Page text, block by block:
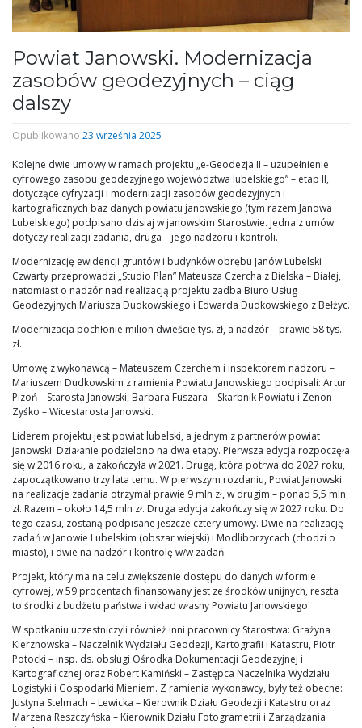
Powiat Janowski. Modernizacja
zasobów geodezyjnych – ciąg
dalszy
Opublikowano 23 września 2025
Kolejne dwie umowy w ramach projektu „e-Geodezja II – uzupełnienie
cyfrowego zasobu geodezyjnego województwa lubelskiego” – etap II,
dotyczące cyfryzacji i modernizacji zasobów geodezyjnych i
kartograficznych baz danych powiatu janowskiego (tym razem Janowa
Lubelskiego) podpisano dzisiaj w janowskim Starostwie. Jedna z umów
dotyczy realizacji zadania, druga – jego nadzoru i kontroli.
Modernizację ewidencji gruntów i budynków obrębu Janów Lubelski
Czwarty przeprowadzi „Studio Plan” Mateusza Czercha z Bielska – Białej,
natomiast o nadzór nad realizacją projektu zadba Biuro Usług
Geodezyjnych Mariusza Dudkowskiego i Edwarda Dudkowskiego z Bełżyc.
Modernizacja pochłonie milion dwieście tys. zł, a nadzór – prawie 58 tys.
zł.
Umowę z wykonawcą – Mateuszem Czerchem i inspektorem nadzoru –
Mariuszem Dudkowskim z ramienia Powiatu Janowskiego podpisali: Artur
Pizoń – Starosta Janowski, Barbara Fuszara – Skarbnik Powiatu i Zenon
Zyśko – Wicestarosta Janowski.
Liderem projektu jest powiat lubelski, a jednym z partnerów powiat
janowski. Działanie podzielono na dwa etapy. Pierwsza edycja rozpoczęła
się w 2016 roku, a zakończyła w 2021. Drugą, która potrwa do 2027 roku,
zapoczątkowano trzy lata temu. W pierwszym rozdaniu, Powiat Janowski
na realizacje zadania otrzymał prawie 9 mln zł, w drugim – ponad 5,5 mln
zł. Razem – około 14,5 mln zł. Druga edycja zakończy się w 2027 roku. Do
tego czasu, zostaną podpisane jeszcze cztery umowy. Dwie na realizację
zadań w Janowie Lubelskim (obszar wiejski) i Modliborzycach (chodzi o
miasto), i dwie na nadzór i kontrolę w/w zadań.
Projekt, który ma na celu zwiększenie dostępu do danych w formie
cyfrowej, w 59 procentach finansowany jest ze środków unijnych, reszta
to środki z budżetu państwa i wkład własny Powiatu Janowskiego.
W spotkaniu uczestniczyli również inni pracownicy Starostwa: Grażyna
Kierznowska – Naczelnik Wydziału Geodezji, Kartografii i Katastru, Piotr
Potocki – insp. ds. obsługi Ośrodka Dokumentacji Geodezyjnej i
Kartograficznej oraz Robert Kamiński – Zastępca Naczelnika Wydziału
Logistyki i Gospodarki Mieniem. Z ramienia wykonawcy, były też obecne:
Justyna Stelmach – Lewicka – Kierownik Działu Geodezji i Katastru oraz
Marzena Reszczyńska – Kierownik Działu Fotogrametrii i Zarządzania